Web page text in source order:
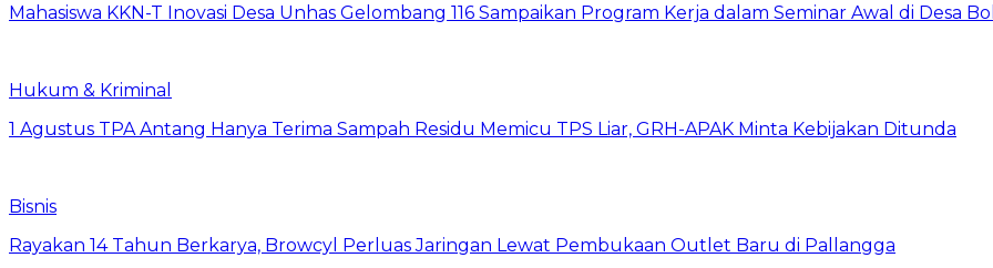
Mahasiswa KKN-T Inovasi Desa Unhas Gelombang 116 Sampaikan Program Kerja dalam Seminar Awal di Desa
Hukum & Kriminal
1 Agustus TPA Antang Hanya Terima Sampah Residu Memicu TPS Liar, GRH-APAK Minta Kebijakan Ditunda
Bisnis
Rayakan 14 Tahun Berkarya, Browcyl Perluas Jaringan Lewat Pembukaan Outlet Baru di Pallangga